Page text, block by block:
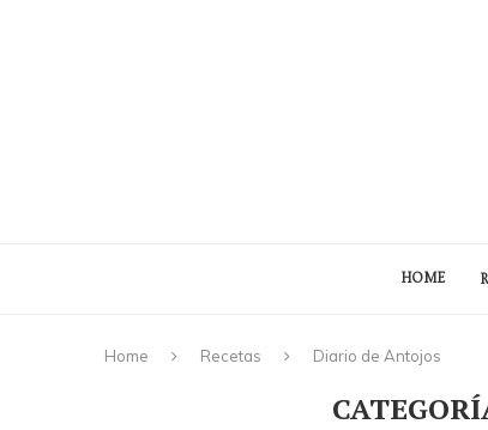
HOME
Home Recetas Diario de Antojos